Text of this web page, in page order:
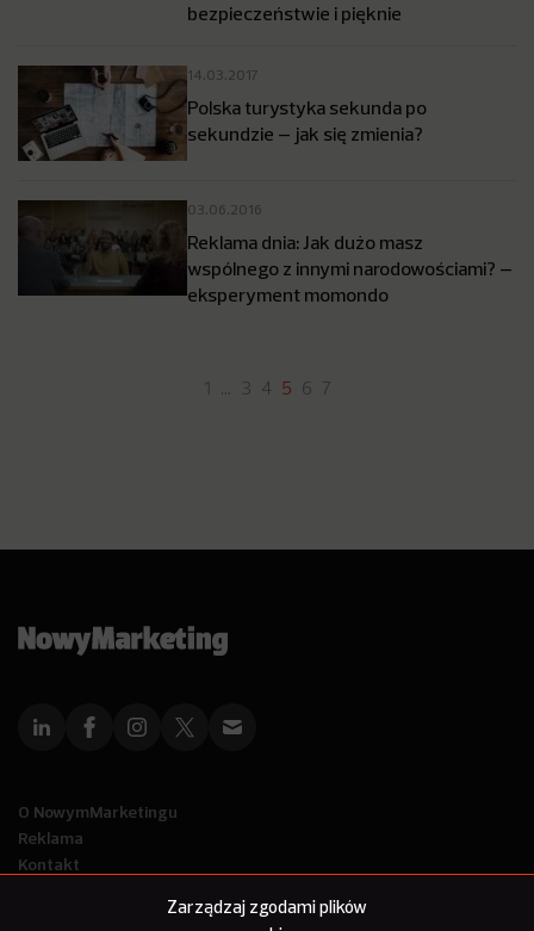
Zarządzaj zgodami plików
bezpieczeństwie i pięknie
14.03.2017
Polska turystyka sekunda po
sekundzie – jak się zmienia?
03.06.2016
Reklama dnia: Jak dużo masz
wspólnego z innymi narodowościami? –
eksperyment momondo
… 3 4 5 6 7
O NowymMarketingu
Reklama
Kontakt